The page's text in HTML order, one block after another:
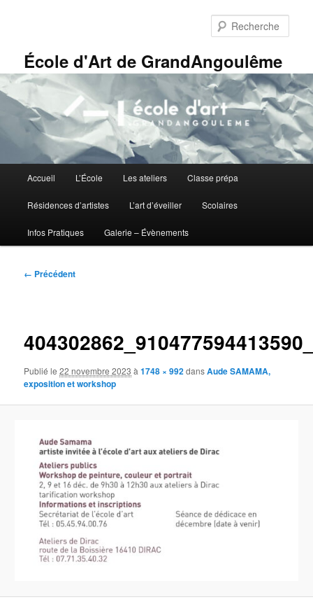
principalÉcole d'Art de GrandAngoulême
principal
Accueil L’École Les ateliers Classe prépa
Résidences d’artistes L’art d’éveiller Scolaires
Infos Pratiques Galerie – Évènements
Navigation
← Précédent
Publié le22 novembre 2023 à1748 × 992dansAude SAMAMA,
exposition et workshop